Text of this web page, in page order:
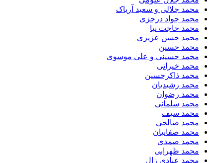
محمد جلالی و سعید آریاک
محمد جواد درجزی
محمد حاجت نیا
محمد حسن عزیزی
محمد حسین
محمد حسینی و علی موسوی
محمد خیراتی
محمد ذاکرحسین
محمد رشیدیان
محمد رضوان
محمد سلمانی
محمد سیف
محمد صالحی
محمد صفاییان
محمد صمدی
محمد ظهرابی
محمد عبادی زال